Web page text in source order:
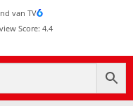
van TV
Score: 4.4